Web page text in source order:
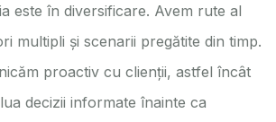
este în diversificare. Avem rute al
multipli și scenarii pregătite din timp.
proactiv cu clienții, astfel încât
decizii informate înainte ca